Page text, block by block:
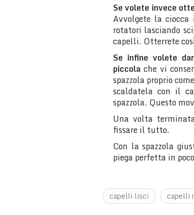
Se volete invece
Avvolgete la
rotatori lasciando
capelli. Otterrete
Se infine volete
piccola che vi
spazzola proprio
scaldatela con il
spazzola. Questo
Una volta
fissare il tutto.
Con la spazzola
piega perfetta in
capelli lisci capelli